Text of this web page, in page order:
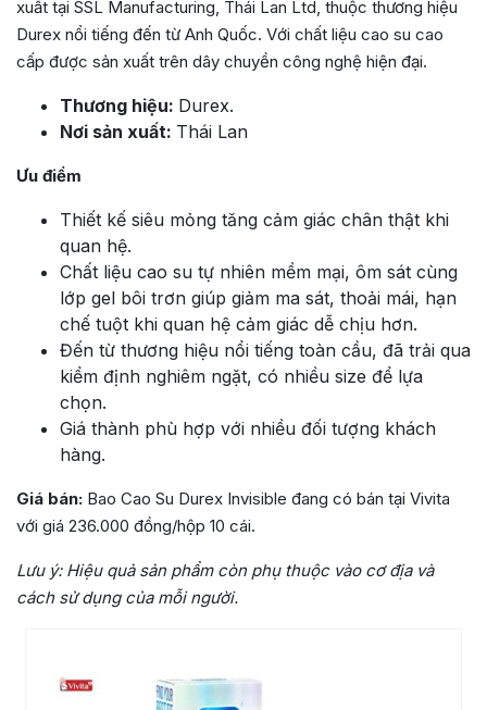
xuất tại SSL Manufacturing, Thái Lan Ltd, thuộc thương hiệu
Durex nổi tiếng đến từ Anh Quốc. Với chất liệu cao su cao
cấp được sản xuất trên dây chuyền công nghệ hiện đại.
Thương hiệu: Durex.
Nơi sản xuất: Thái Lan
Ưu điểm
Thiết kế siêu mỏng tăng cảm giác chân thật khi
quan hệ.
Chất liệu cao su tự nhiên mềm mại, ôm sát cùng
lớp gel bôi trơn giúp giảm ma sát, thoải mái, hạn
chế tuột khi quan hệ cảm giác dễ chịu hơn.
Đến từ thương hiệu nổi tiếng toàn cầu, đã trải qua
kiểm định nghiêm ngặt, có nhiều size để lựa
chọn.
Giá thành phù hợp với nhiều đối tượng khách
hàng.
Giá bán: Bao Cao Su Durex Invisible đang có bán tại Vivita
với giá 236.000 đồng/hộp 10 cái.
Lưu ý: Hiệu quả sản phẩm còn phụ thuộc vào cơ địa và
cách sử dụng của mỗi người.